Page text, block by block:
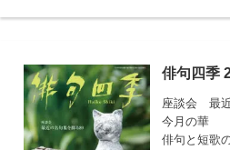
俳句四季
座談会 最
今月の華
俳句と短歌